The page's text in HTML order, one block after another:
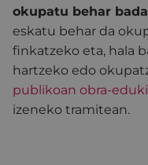
okupatu behar bada
eskatu behar da
finkatzeko eta, hala
hartzeko edo
publikoan obra-
izeneko tramitean.